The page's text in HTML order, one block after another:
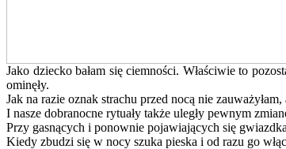
Jako dziecko bałam się ciemności. Właściwie to
ominęły.
Jak na razie oznak strachu przed nocą nie
I nasze dobranocne rytuały także uległy pewnym
Przy gasnących i ponownie pojawiających się
Kiedy zbudzi się w nocy szuka pieska i od razu go